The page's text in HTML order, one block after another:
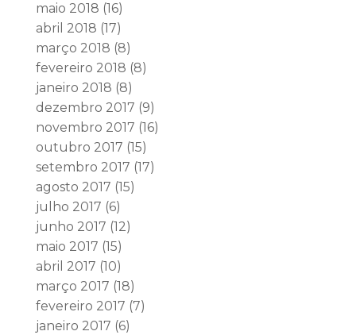
maio 2018 (16)
abril 2018 (17)
março 2018 (8)
fevereiro 2018 (8)
janeiro 2018 (8)
dezembro 2017 (9)
novembro 2017 (16)
outubro 2017 (15)
setembro 2017 (17)
agosto 2017 (15)
julho 2017 (6)
junho 2017 (12)
maio 2017 (15)
abril 2017 (10)
março 2017 (18)
fevereiro 2017 (7)
janeiro 2017 (6)